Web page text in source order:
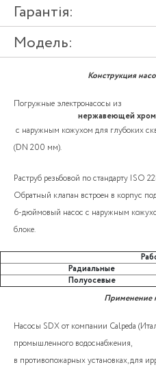
Гарантія:
Модель:
Конструкция
Погружные электронасосы из
нержавеющей
с наружным кожухом для глубоких
(DN 200 мм).
Раструб резьбовой по стандарту ISO
Обратный клапан встроен в корпус
6-дюймовый насос с наружным
блоке.
Радиальные
Полуосевые
Применение
Насосы SDX от компании Calpeda
промышленного водоснабжения,
в противопожарных установках, для